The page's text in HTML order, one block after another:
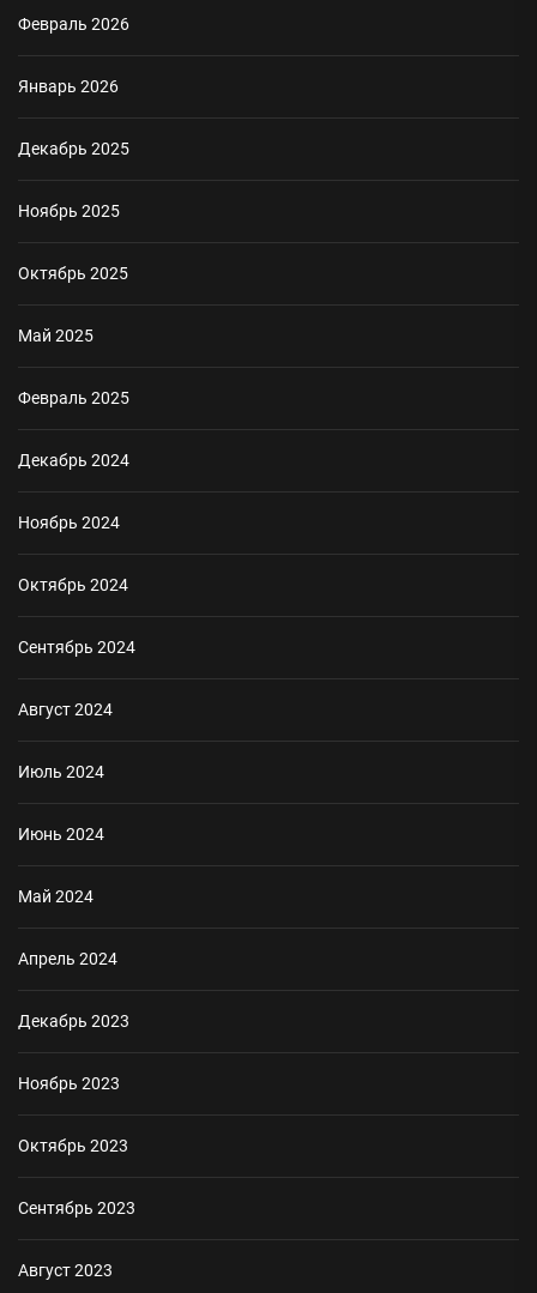
Февраль 2026
Январь 2026
Декабрь 2025
Ноябрь 2025
Октябрь 2025
Май 2025
Февраль 2025
Декабрь 2024
Ноябрь 2024
Октябрь 2024
Сентябрь 2024
Август 2024
Июль 2024
Июнь 2024
Май 2024
Апрель 2024
Декабрь 2023
Ноябрь 2023
Октябрь 2023
Сентябрь 2023
Август 2023